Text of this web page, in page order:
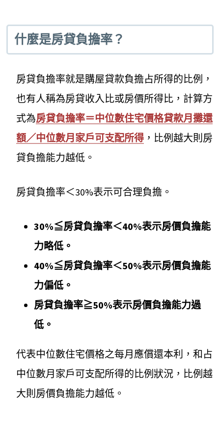
什麼是房貸負擔率？
房貸負擔率就是購屋貸款負擔占所得的比例，
也有人稱為房貸收入比或房價所得比，計算方
式為房貸負擔率＝中位數住宅價格貸款月攤還
額／中位數月家戶可支配所得 ，比例越大則房
貸負擔能力越低。
房貸負擔率＜30%表示可合理負擔。
30%≦房貸負擔率＜40%表示房價負擔能
力略低。
40%≦房貸負擔率＜50%表示房價負擔能
力偏低。
房貸負擔率≧50%表示房價負擔能力過
低。
代表中位數住宅價格之每月應償還本利，和占
中位數月家戶可支配所得的比例狀況，比例越
大則房價負擔能力越低。